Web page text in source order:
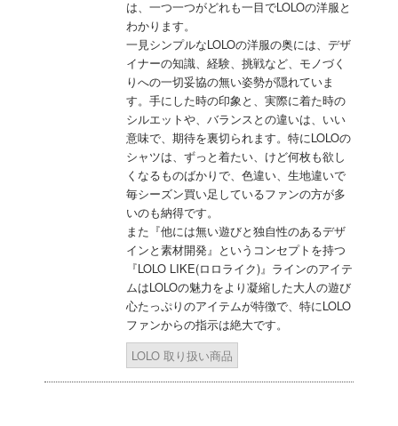
は、一つ一つがどれも一目でLOLOの洋服と
わかります。
一見シンプルなLOLOの洋服の奥には、デザ
イナーの知識、経験、挑戦など、モノづく
りへの一切妥協の無い姿勢が隠れていま
す。手にした時の印象と、実際に着た時の
シルエットや、バランスとの違いは、いい
意味で、期待を裏切られます。特にLOLOの
シャツは、ずっと着たい、けど何枚も欲し
くなるものばかりで、色違い、生地違いで
毎シーズン買い足しているファンの方が多
いのも納得です。
また『他には無い遊びと独自性のあるデザ
インと素材開発』というコンセプトを持つ
『LOLO LIKE(ロロライク)』ラインのアイテ
ムはLOLOの魅力をより凝縮した大人の遊び
心たっぷりのアイテムが特徴で、特にLOLO
ファンからの指示は絶大です。
LOLO 取り扱い商品